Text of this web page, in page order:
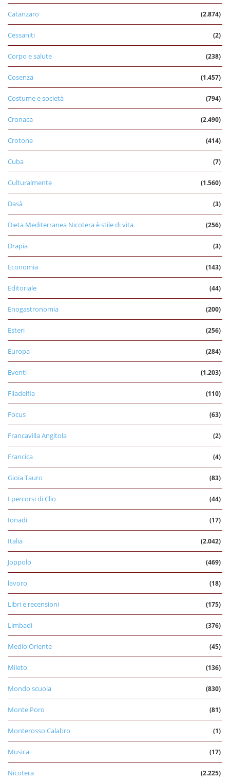
Catanzaro (2.874)
Cessaniti (2)
Corpo e salute (238)
Cosenza (1.457)
Costume e società (794)
Cronaca (2.490)
Crotone (414)
Cuba (7)
Culturalmente (1.560)
Dasà (3)
Dieta Mediterranea Nicotera è stile di vita (256)
Drapia (3)
Economia (143)
Editoriale (44)
Enogastronomia (200)
Esteri (256)
Europa (284)
Eventi (1.203)
Filadelfia (110)
Focus (63)
Francavilla Angitola (2)
Francica (4)
Gioia Tauro (83)
I percorsi di Clio (44)
Ionadi (17)
Italia (2.042)
Joppolo (469)
lavoro (18)
Libri e recensioni (175)
Limbadi (376)
Medio Oriente (45)
Mileto (136)
Mondo scuola (830)
Monte Poro (81)
Monterosso Calabro (1)
Musica (17)
Nicotera (2.225)